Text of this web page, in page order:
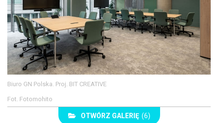
Biuro GN Polska. Proj. BIT CREATIVE
Fot. Fotomohito
OTWÓRZ GALERIĘ (6)